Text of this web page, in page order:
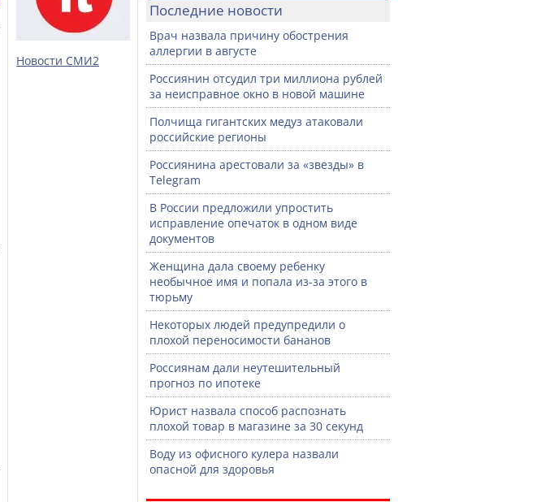
Новости СМИ2
Последние новости
Врач назвала причину обострения
аллергии в августе
Россиянин отсудил три миллиона рублей
за неисправное окно в новой машине
Полчища гигантских медуз атаковали
российские регионы
Россиянина арестовали за «звезды» в
Telegram
В России предложили упростить
исправление опечаток в одном виде
документов
Женщина дала своему ребенку
необычное имя и попала из-за этого в
тюрьму
Некоторых людей предупредили о
плохой переносимости бананов
Россиянам дали неутешительный
прогноз по ипотеке
Юрист назвала способ распознать
плохой товар в магазине за 30 секунд
Воду из офисного кулера назвали
опасной для здоровья